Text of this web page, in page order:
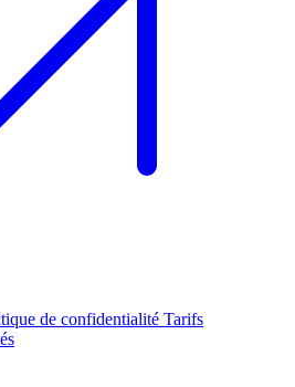
de confidentialité Tarifs